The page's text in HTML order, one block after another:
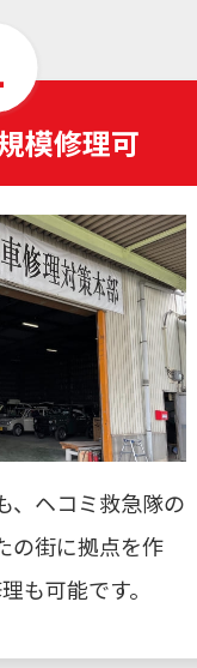
模修理可
、ヘコミ救急隊の
の街に拠点を作
も可能です。